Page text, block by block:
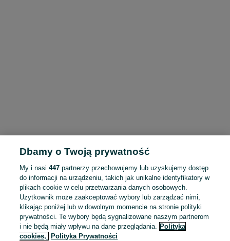
Dbamy o Twoją prywatność
My i nasi447 partnerzy przechowujemy lub uzyskujemy dostęp
do informacji na urządzeniu, takich jak unikalne identyfikatory w
plikach cookie w celu przetwarzania danych osobowych.
Użytkownik może zaakceptować wybory lub zarządzać nimi,
klikając poniżej lub w dowolnym momencie na stronie polityki
prywatności. Te wybory będą sygnalizowane naszym partnerom
i nie będą miały wpływu na dane przeglądania. Polityka
cookies,
Polityka Prywatności